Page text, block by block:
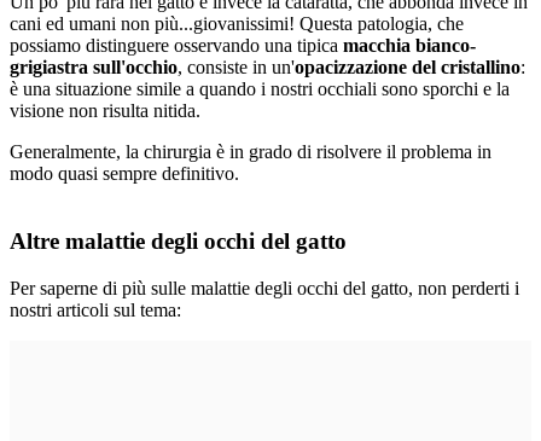
cani ed umani non più...giovanissimi! Questa patologia, che
possiamo distinguere osservando una tipica macchia bianco-
grigiastra sull'occhio, consiste in un'opacizzazione del cristallino:
è una situazione simile a quando i nostri occhiali sono sporchi e la
visione non risulta nitida.
Generalmente, la chirurgia è in grado di risolvere il problema in
modo quasi sempre definitivo.
Altre malattie degli occhi del gatto
Per saperne di più sulle malattie degli occhi del gatto, non perderti i
nostri articoli sul tema: